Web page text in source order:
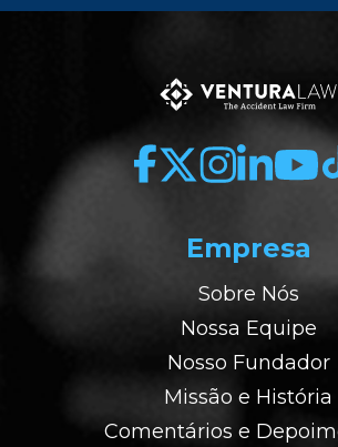
Empresa
Sobre Nós
Nossa Equipe
Nosso Fundador
Missão e História
Comentários e